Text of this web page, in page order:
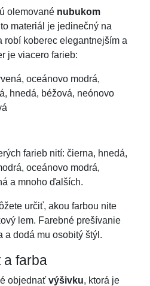
olemované nubukom
materiál je jedinečný na
robí koberec elegantnejším a
je viacero farieb:
oceánovo modrá,
hnedá, béžová, neónovo
farieb nití: čierna, hnedá,
oceánovo modrá,
a mnoho ďalších.
určiť, akou farbou nite
lem. Farebné prešívanie
a dodá mu osobitý štýl.
a farba
objednať výšivku, ktorá je